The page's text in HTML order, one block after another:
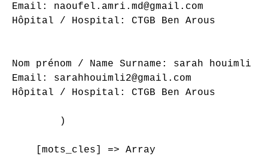
Email: naoufel.amri.md@gmail.com
Hôpital / Hospital: CTGB Ben Arous
Nom prénom / Name Surname: sarah houimli
Email: sarahhouimli2@gmail.com
Hôpital / Hospital: CTGB Ben Arous
        )
    [mots_cles] => Array